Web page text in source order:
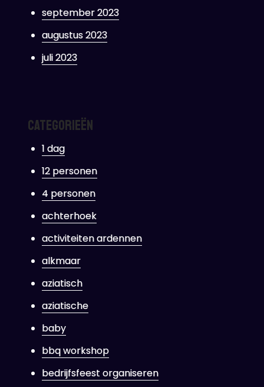
september 2023
augustus 2023
juli 2023
Categorieën
1 dag
12 personen
4 personen
achterhoek
activiteiten ardennen
alkmaar
aziatisch
aziatische
baby
bbq workshop
bedrijfsfeest organiseren